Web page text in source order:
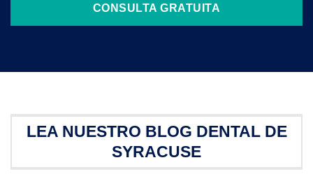
CONSULTA GRATUITA
LEA NUESTRO BLOG DENTAL DE
SYRACUSE